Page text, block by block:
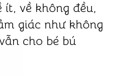
ít, về không đều,
giác như không
cho bé bú